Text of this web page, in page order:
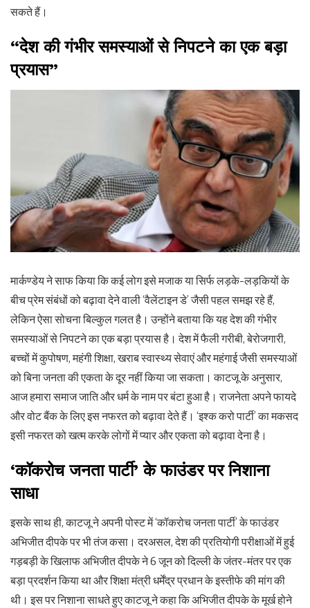
सकते हैं।
“देश की गंभीर समस्याओं से निपटने का एक बड़ा
प्रयास”
मार्कण्डेय ने साफ किया कि कई लोग इसे मजाक या सिर्फ लड़के-लड़कियों के
बीच प्रेम संबंधों को बढ़ावा देने वाली ‘वैलेंटाइन डे’ जैसी पहल समझ रहे हैं,
लेकिन ऐसा सोचना बिल्कुल गलत है। उन्होंने बताया कि यह देश की गंभीर
समस्याओं से निपटने का एक बड़ा प्रयास है। देश में फैली गरीबी, बेरोजगारी,
बच्चों में कुपोषण, महंगी शिक्षा, खराब स्वास्थ्य सेवाएं और महंगाई जैसी समस्याओं
को बिना जनता की एकता के दूर नहीं किया जा सकता। काटजू के अनुसार,
आज हमारा समाज जाति और धर्म के नाम पर बंटा हुआ है। राजनेता अपने फायदे
और वोट बैंक के लिए इस नफरत को बढ़ावा देते हैं। ‘इश्क करो पार्टी’ का मकसद
इसी नफरत को खत्म करके लोगों में प्यार और एकता को बढ़ावा देना है।
‘कॉकरोच जनता पार्टी’ के फाउंडर पर निशाना
साधा
इसके साथ ही, काटजू ने अपनी पोस्ट में ‘कॉकरोच जनता पार्टी’ के फाउंडर
अभिजीत दीपके पर भी तंज कसा। दरअसल, देश की प्रतियोगी परीक्षाओं में हुई
गड़बड़ी के खिलाफ अभिजीत दीपके ने 6 जून को दिल्ली के जंतर-मंतर पर एक
बड़ा प्रदर्शन किया था और शिक्षा मंत्री धर्मेंद्र प्रधान के इस्तीफे की मांग की
थी। इस पर निशाना साधते हुए काटजू ने कहा कि अभिजीत दीपके के मूर्ख होने